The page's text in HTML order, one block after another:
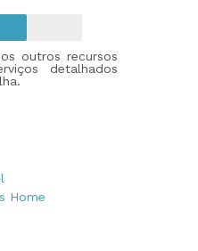
outros recursos
detalhados
Home